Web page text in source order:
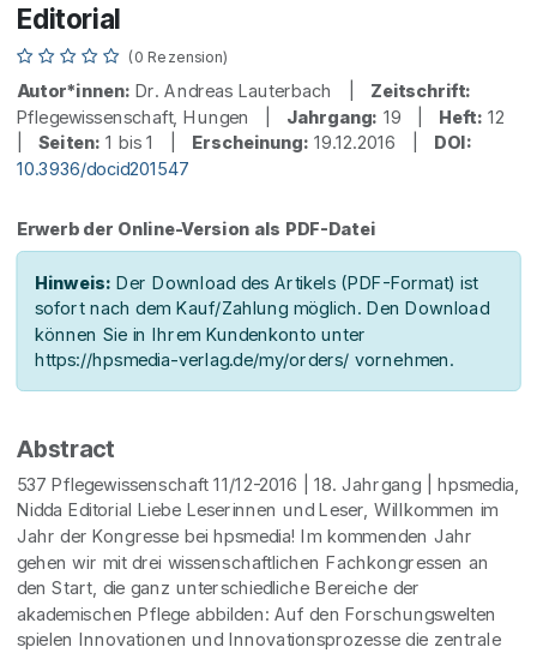
Editorial
(0 Rezension)
Autor*innen: Dr. Andreas Lauterbach | Zeitschrift:
Pflegewissenschaft, Hungen | Jahrgang: 19 | Heft: 12
Seiten: 1 bis 1 | Erscheinung: 19.12.2016 | DOI:
10.3936/docid201547
Erwerb der Online-Version als PDF-Datei
Hinweis: Der Download des Artikels (PDF-Format) ist
sofort nach dem Kauf/Zahlung möglich. Den Download
können Sie in Ihrem Kundenkonto unter
https://hpsmedia-verlag.de/my/orders/ vornehmen.
Abstract
537 Pflegewissenschaft 11/12-2016 | 18. Jahrgang | hpsmedia,
Nidda Editorial Liebe Leserinnen und Leser, Willkommen im
Jahr der Kongresse bei hpsmedia! Im kommenden Jahr
gehen wir mit drei wissenschaftlichen Fachkongressen an
den Start, die ganz unterschiedliche Bereiche der
akademischen Pflege abbilden: Auf den Forschungswelten
spielen Innovationen und Innovationsprozesse die zentrale